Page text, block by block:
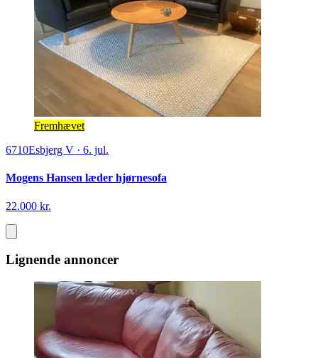
Fremhævet
6710Esbjerg V · 6. jul.
Mogens Hansen læder hjørnesofa
22.000 kr.
Lignende annoncer